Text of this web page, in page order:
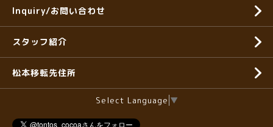
Inquiry/お問い合わせ
スタッフ紹介
松本移転先住所
Select Language ▼